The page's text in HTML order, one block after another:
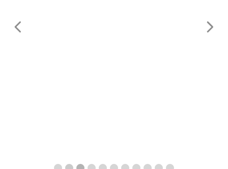
Предыдущий